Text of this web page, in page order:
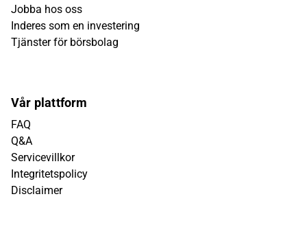
Jobba hos oss
Inderes som en investering
Tjänster för börsbolag
Vår plattform
FAQ
Q&A
Servicevillkor
Integritetspolicy
Disclaimer